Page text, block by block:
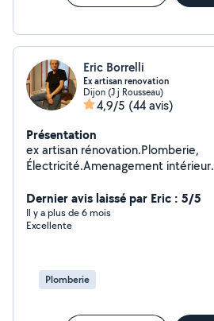
Eric Borrelli
Ex artisan renovation
Dijon (J j Rousseau)
4,9/5 (44 avis)
Présentation
ex artisan rénovation.Plomberie,
Électricité.Amenagement intérieur.
Dernier avis laissé par Eric : 5/5
Il y a plus de 6 mois
Excellente
Plomberie